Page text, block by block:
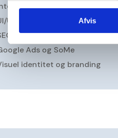
Afvis
af booking modul
UX-optimeret CTA flow
opsætning
Ads og SoMe
identitet og branding